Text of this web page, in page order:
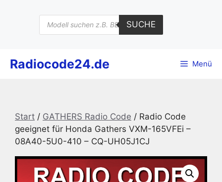
Products
search
SUCHE
Radiocode24.de Menü
Start / GATHERS Radio Code / Radio Code
geeignet für Honda Gathers VXM-165VFEi –
08A40-5U0-410 – CQ-UH05J1CJ